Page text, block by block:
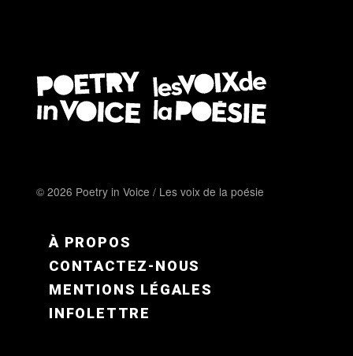
© 2026 Poetry in Voice / Les voix de la poésie
FOOTER MENU FR
À PROPOS
CONTACTEZ-NOUS
MENTIONS LÉGALES
INFOLETTRE